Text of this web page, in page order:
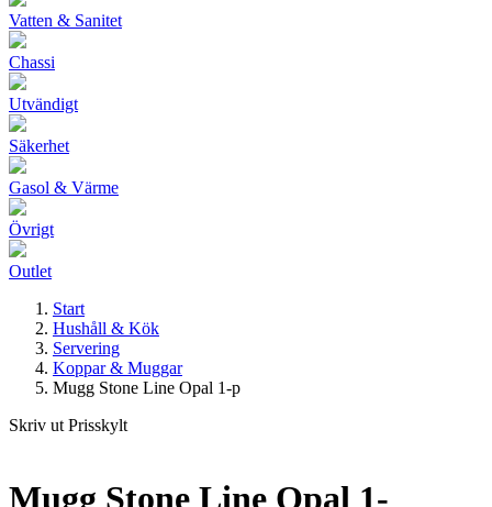
Vatten & Sanitet
Chassi
Utvändigt
Säkerhet
Gasol & Värme
Övrigt
Outlet
Start
Hushåll & Kök
Servering
Koppar & Muggar
Mugg Stone Line Opal 1-p
Skriv ut Prisskylt
Mugg Stone Line Opal 1-